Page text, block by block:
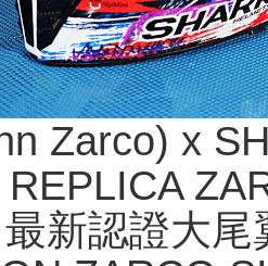
Zarco) x
新認證大尾